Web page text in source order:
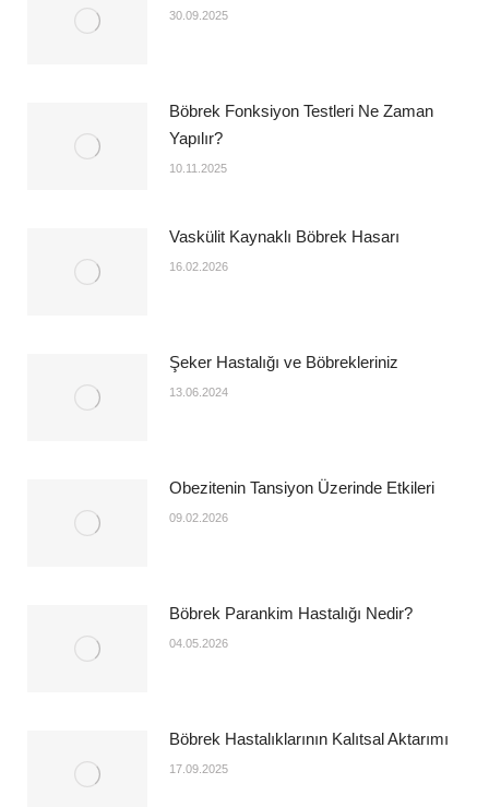
30.09.2025
Böbrek Fonksiyon Testleri Ne Zaman
Yapılır?
10.11.2025
Vaskülit Kaynaklı Böbrek Hasarı
16.02.2026
Şeker Hastalığı ve Böbrekleriniz
13.06.2024
Obezitenin Tansiyon Üzerinde Etkileri
09.02.2026
Böbrek Parankim Hastalığı Nedir?
04.05.2026
Böbrek Hastalıklarının Kalıtsal Aktarımı
17.09.2025